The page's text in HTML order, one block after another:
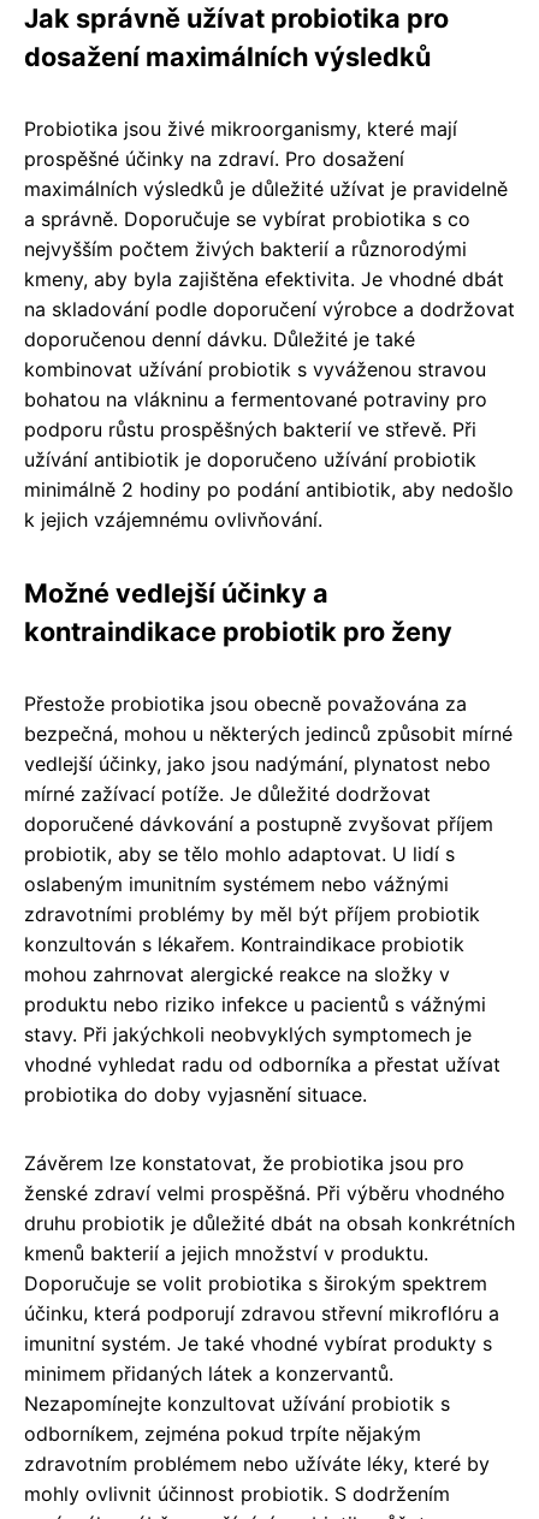
Jak správně užívat probiotika pro
dosažení maximálních výsledků
Probiotika jsou živé mikroorganismy, které mají
prospěšné účinky na zdraví. Pro dosažení
maximálních výsledků je důležité užívat je pravidelně
a správně. Doporučuje se vybírat probiotika s co
nejvyšším počtem živých bakterií a různorodými
kmeny, aby byla zajištěna efektivita. Je vhodné dbát
na skladování podle doporučení výrobce a dodržovat
doporučenou denní dávku. Důležité je také
kombinovat užívání probiotik s vyváženou stravou
bohatou na vlákninu a fermentované potraviny pro
podporu růstu prospěšných bakterií ve střevě. Při
užívání antibiotik je doporučeno užívání probiotik
minimálně 2 hodiny po podání antibiotik, aby nedošlo
k jejich vzájemnému ovlivňování.
Možné vedlejší účinky a
kontraindikace probiotik pro ženy
Přestože probiotika jsou obecně považována za
bezpečná, mohou u některých jedinců způsobit mírné
vedlejší účinky, jako jsou nadýmání, plynatost nebo
mírné zažívací potíže. Je důležité dodržovat
doporučené dávkování a postupně zvyšovat příjem
probiotik, aby se tělo mohlo adaptovat. U lidí s
oslabeným imunitním systémem nebo vážnými
zdravotními problémy by měl být příjem probiotik
konzultován s lékařem. Kontraindikace probiotik
mohou zahrnovat alergické reakce na složky v
produktu nebo riziko infekce u pacientů s vážnými
stavy. Při jakýchkoli neobvyklých symptomech je
vhodné vyhledat radu od odborníka a přestat užívat
probiotika do doby vyjasnění situace.
Závěrem lze konstatovat, že probiotika jsou pro
ženské zdraví velmi prospěšná. Při výběru vhodného
druhu probiotik je důležité dbát na obsah konkrétních
kmenů bakterií a jejich množství v produktu.
Doporučuje se volit probiotika s širokým spektrem
účinku, která podporují zdravou střevní mikroflóru a
imunitní systém. Je také vhodné vybírat produkty s
minimem přidaných látek a konzervantů.
Nezapomínejte konzultovat užívání probiotik s
odborníkem, zejména pokud trpíte nějakým
zdravotním problémem nebo užíváte léky, které by
mohly ovlivnit účinnost probiotik. S dodržením